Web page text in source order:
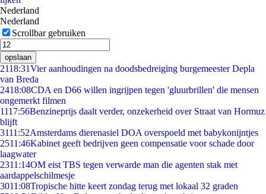
Nederland
Nederland
Scrollbar gebruiken
opslaan
2118:31Vier aanhoudingen na doodsbedreiging burgemeester Depla
van Breda
2418:08CDA en D66 willen ingrijpen tegen 'gluurbrillen' die mensen
ongemerkt filmen
1117:56Benzineprijs daalt verder, onzekerheid over Straat van Hormuz
blijft
3111:52Amsterdams dierenasiel DOA overspoeld met babykonijntjes
2511:46Kabinet geeft bedrijven geen compensatie voor schade door
laagwater
2311:14OM eist TBS tegen verwarde man die agenten stak met
aardappelschilmesje
3011:08Tropische hitte keert zondag terug met lokaal 32 graden